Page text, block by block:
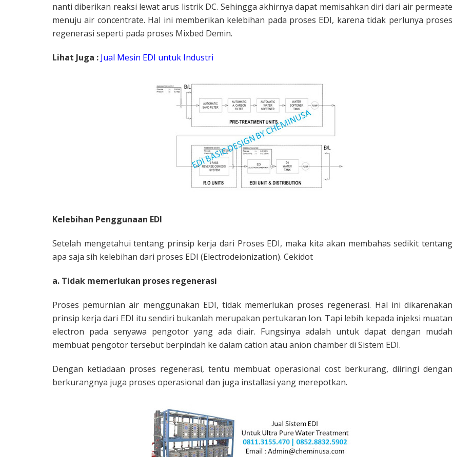
nanti diberikan reaksi lewat arus listrik DC. Sehingga akhirnya dapat memisahkan diri dari air permeate
menuju air concentrate. Hal ini memberikan kelebihan pada proses EDI, karena tidak perlunya proses
regenerasi seperti pada proses Mixbed Demin.
Lihat Juga : Jual Mesin EDI untuk Industri
Kelebihan Penggunaan EDI
Setelah mengetahui tentang prinsip kerja dari Proses EDI, maka kita akan membahas sedikit tentang
apa saja sih kelebihan dari proses EDI (Electrodeionization). Cekidot
a. Tidak memerlukan proses regenerasi
Proses pemurnian air menggunakan EDI, tidak memerlukan proses regenerasi. Hal ini dikarenakan
prinsip kerja dari EDI itu sendiri bukanlah merupakan pertukaran Ion. Tapi lebih kepada injeksi muatan
electron pada senyawa pengotor yang ada diair. Fungsinya adalah untuk dapat dengan mudah
membuat pengotor tersebut berpindah ke dalam cation atau anion chamber di Sistem EDI.
Dengan ketiadaan proses regenerasi, tentu membuat operasional cost berkurang, diiringi dengan
berkurangnya juga proses operasional dan juga installasi yang merepotkan.